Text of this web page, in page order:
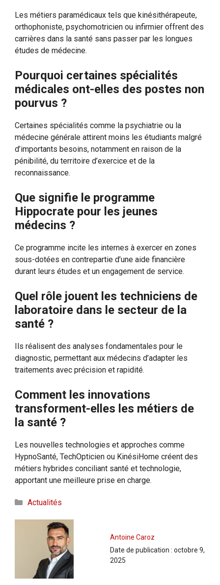
Les métiers paramédicaux tels que kinésithérapeute,
orthophoniste, psychomotricien ou infirmier offrent des
carrières dans la santé sans passer par les longues
études de médecine.
Pourquoi certaines spécialités
médicales ont-elles des postes non
pourvus ?
Certaines spécialités comme la psychiatrie ou la
médecine générale attirent moins les étudiants malgré
d’importants besoins, notamment en raison de la
pénibilité, du territoire d’exercice et de la
reconnaissance.
Que signifie le programme
Hippocrate pour les jeunes
médecins ?
Ce programme incite les internes à exercer en zones
sous-dotées en contrepartie d’une aide financière
durant leurs études et un engagement de service.
Quel rôle jouent les techniciens de
laboratoire dans le secteur de la
santé ?
Ils réalisent des analyses fondamentales pour le
diagnostic, permettant aux médecins d’adapter les
traitements avec précision et rapidité.
Comment les innovations
transforment-elles les métiers de
la santé ?
Les nouvelles technologies et approches comme
HypnoSanté, TechOpticien ou KinésiHome créent des
métiers hybrides conciliant santé et technologie,
apportant une meilleure prise en charge.
Catégories
Actualités
Antoine Caroz
Date de publication : octobre 9,
2025